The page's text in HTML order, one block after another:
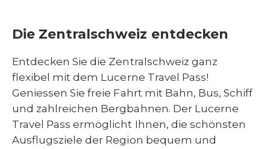
Die Zentralschweiz entdecken
Entdecken Sie die Zentralschweiz ganz
flexibel mit dem Lucerne Travel Pass!
Geniessen Sie freie Fahrt mit Bahn, Bus, Schiff
und zahlreichen Bergbahnen. Der Lucerne
Travel Pass ermöglicht Ihnen, die schönsten
Ausflugsziele der Region bequem und